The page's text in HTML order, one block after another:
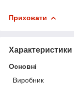
Приховати
Характеристики
Основні
Виробник